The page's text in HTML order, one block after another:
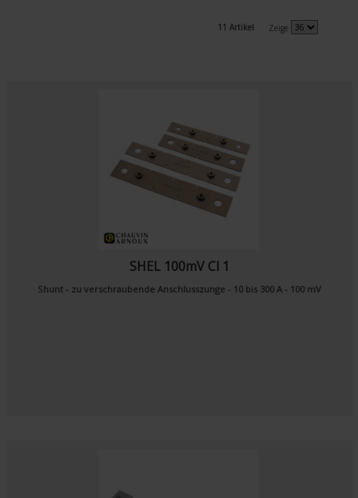
11 Artikel Zeige
SHEL 100mV Cl 1
Shunt - zu verschraubende Anschlusszunge - 10 bis 300 A - 100 mV